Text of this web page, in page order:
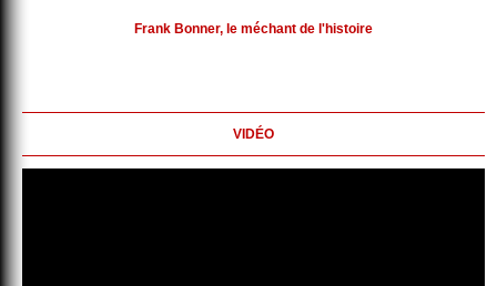
Frank Bonner, le méchant de l'histoire
VIDÉO